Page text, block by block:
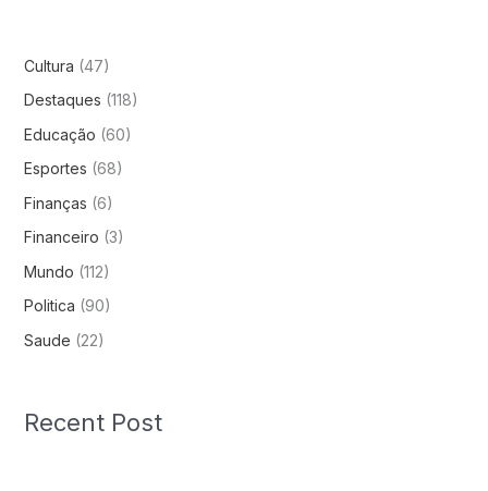
Cultura (47)
Destaques (118)
Educação (60)
Esportes (68)
Finanças (6)
Financeiro (3)
Mundo (112)
Politica (90)
Saude (22)
Recent Post